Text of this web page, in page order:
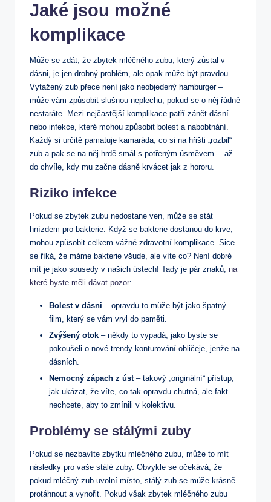
Jaké jsou možné
komplikace
Může se zdát, že zbytek mléčného zubu, který zůstal v
dásni, je jen drobný problém, ale opak může být pravdou.
Vytažený zub přece není jako neobjedený hamburger –
může vám způsobit slušnou neplechu, pokud se o něj řádně
nestaráte. Mezi nejčastější komplikace patří zánět dásní
nebo infekce, které mohou způsobit bolest a nabobtnání.
Každý si určitě pamatuje kamaráda, co si na hřišti „rozbil“
zub a pak se na něj hrdě smál s potřeným úsměvem… až
do chvíle, kdy mu začne dásně krvácet jak z hororu.
Riziko infekce
Pokud se zbytek zubu nedostane ven, může se stát
hnízdem pro bakterie. Když se bakterie dostanou do krve,
mohou způsobit celkem vážné zdravotní komplikace. Sice
se říká, že máme bakterie všude, ale víte co? Není dobré
mít je jako sousedy v našich ústech! Tady je pár znaků, na
které byste měli dávat pozor:
Bolest v dásni – opravdu to může být jako špatný
film, který se vám vryl do paměti.
Zvýšený otok – někdy to vypadá, jako byste se
pokoušeli o nové trendy konturování obličeje, jenže na
dásních.
Nemocný zápach z úst– takový „originální“ přístup,
jak ukázat, že víte, co tak opravdu chutná, ale fakt
nechcete, aby to zmínili v kolektivu.
Problémy se stálými zuby
Pokud se nezbavíte zbytku mléčného zubu, může to mít
následky pro vaše stálé zuby. Obvykle se očekává, že
pokud mléčný zub uvolní místo, stálý zub se může krásně
protáhnout a vynořit. Pokud však zbytek mléčného zubu